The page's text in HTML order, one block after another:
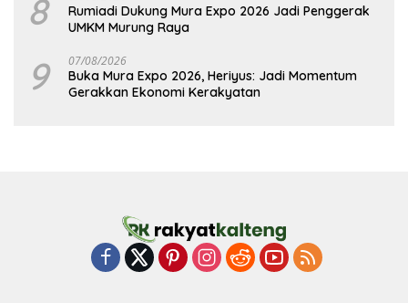
8
Rumiadi Dukung Mura Expo 2026 Jadi Penggerak
UMKM Murung Raya
9 07/08/2026
Buka Mura Expo 2026, Heriyus: Jadi Momentum
Gerakkan Ekonomi Kerakyatan